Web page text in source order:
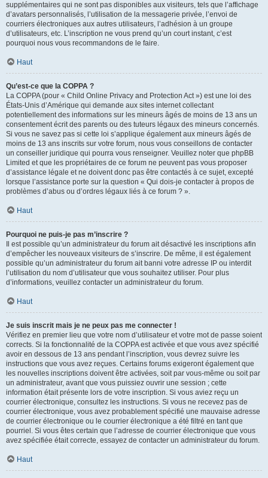
supplémentaires qui ne sont pas disponibles aux visiteurs, tels que l’affichage
d’avatars personnalisés, l’utilisation de la messagerie privée, l’envoi de
courriers électroniques aux autres utilisateurs, l’adhésion à un groupe
d’utilisateurs, etc. L’inscription ne vous prend qu’un court instant, c’est
pourquoi nous vous recommandons de le faire.
Haut
Qu’est-ce que la COPPA ?
La COPPA (pour « Child Online Privacy and Protection Act ») est une loi des
États-Unis d’Amérique qui demande aux sites internet collectant
potentiellement des informations sur les mineurs âgés de moins de 13 ans un
consentement écrit des parents ou des tuteurs légaux des mineurs concernés.
Si vous ne savez pas si cette loi s’applique également aux mineurs âgés de
moins de 13 ans inscrits sur votre forum, nous vous conseillons de contacter
un conseiller juridique qui pourra vous renseigner. Veuillez noter que phpBB
Limited et que les propriétaires de ce forum ne peuvent pas vous proposer
d’assistance légale et ne doivent donc pas être contactés à ce sujet, excepté
lorsque l’assistance porte sur la question « Qui dois-je contacter à propos de
problèmes d’abus ou d’ordres légaux liés à ce forum ? ».
Haut
Pourquoi ne puis-je pas m’inscrire ?
Il est possible qu’un administrateur du forum ait désactivé les inscriptions afin
d’empêcher les nouveaux visiteurs de s’inscrire. De même, il est également
possible qu’un administrateur du forum ait banni votre adresse IP ou interdit
l’utilisation du nom d’utilisateur que vous souhaitez utiliser. Pour plus
d’informations, veuillez contacter un administrateur du forum.
Haut
Je suis inscrit mais je ne peux pas me connecter !
Vérifiez en premier lieu que votre nom d’utilisateur et votre mot de passe soient
corrects. Si la fonctionnalité de la COPPA est activée et que vous avez spécifié
avoir en dessous de 13 ans pendant l’inscription, vous devrez suivre les
instructions que vous avez reçues. Certains forums exigeront également que
les nouvelles inscriptions doivent être activées, soit par vous-même ou soit par
un administrateur, avant que vous puissiez ouvrir une session ; cette
information était présente lors de votre inscription. Si vous aviez reçu un
courrier électronique, consultez les instructions. Si vous ne recevez pas de
courrier électronique, vous avez probablement spécifié une mauvaise adresse
de courrier électronique ou le courrier électronique a été filtré en tant que
pourriel. Si vous êtes certain que l’adresse de courrier électronique que vous
avez spécifiée était correcte, essayez de contacter un administrateur du forum.
Haut